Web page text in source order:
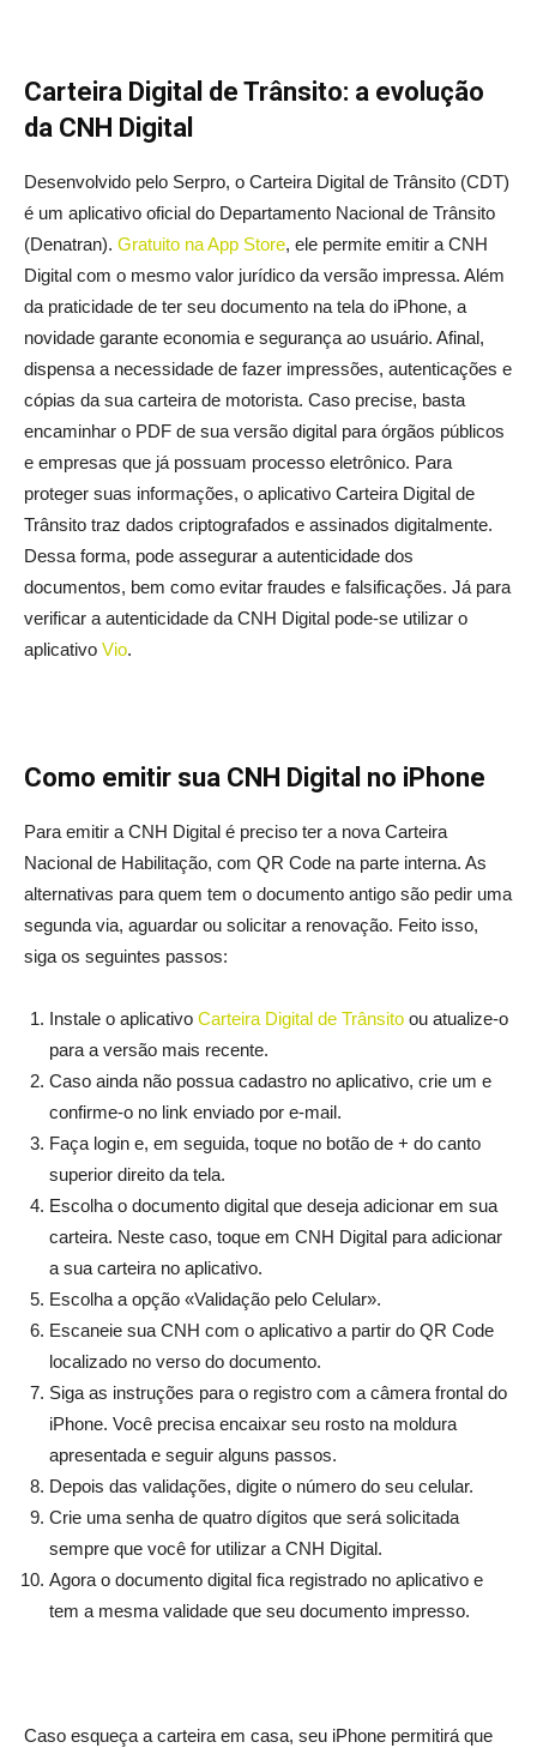
Carteira Digital de Trânsito: a evolução
da CNH Digital
Desenvolvido pelo Serpro, o Carteira Digital de Trânsito (CDT)
é um aplicativo oficial do Departamento Nacional de Trânsito
(Denatran). Gratuito na App Store, ele permite emitir a CNH
Digital com o mesmo valor jurídico da versão impressa. Além
da praticidade de ter seu documento na tela do iPhone, a
novidade garante economia e segurança ao usuário. Afinal,
dispensa a necessidade de fazer impressões, autenticações e
cópias da sua carteira de motorista. Caso precise, basta
encaminhar o PDF de sua versão digital para órgãos públicos
e empresas que já possuam processo eletrônico. Para
proteger suas informações, o aplicativo Carteira Digital de
Trânsito traz dados criptografados e assinados digitalmente.
Dessa forma, pode assegurar a autenticidade dos
documentos, bem como evitar fraudes e falsificações. Já para
verificar a autenticidade da CNH Digital pode-se utilizar o
aplicativo Vio.
Como emitir sua CNH Digital no iPhone
Para emitir a CNH Digital é preciso ter a nova Carteira
Nacional de Habilitação, com QR Code na parte interna. As
alternativas para quem tem o documento antigo são pedir uma
segunda via, aguardar ou solicitar a renovação. Feito isso,
siga os seguintes passos:
Instale o aplicativo Carteira Digital de Trânsito ou atualize-o
para a versão mais recente.
Caso ainda não possua cadastro no aplicativo, crie um e
confirme-o no link enviado por e-mail.
Faça login e, em seguida, toque no botão de + do canto
superior direito da tela.
Escolha o documento digital que deseja adicionar em sua
carteira. Neste caso, toque em CNH Digital para adicionar
a sua carteira no aplicativo.
Escolha a opção «Validação pelo Celular».
Escaneie sua CNH com o aplicativo a partir do QR Code
localizado no verso do documento.
Siga as instruções para o registro com a câmera frontal do
iPhone. Você precisa encaixar seu rosto na moldura
apresentada e seguir alguns passos.
Depois das validações, digite o número do seu celular.
Crie uma senha de quatro dígitos que será solicitada
sempre que você for utilizar a CNH Digital.
Agora o documento digital fica registrado no aplicativo e
tem a mesma validade que seu documento impresso.
Caso esqueça a carteira em casa, seu iPhone permitirá que